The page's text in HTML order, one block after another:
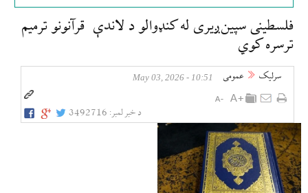
فلسطینی سپین‌ږیری له کنډوالو د لاندې قرآنونو ترمیم
ترسره کوي
سرلیک عمومی 10:51 - May 03, 2026
د خبر لمبر: 3492716